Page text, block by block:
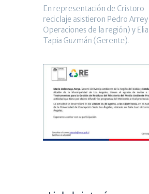
En representación de Cristoro
reciclaje asistieron Pedro
Operaciones de la región) y
Tapia Guzmán (Gerente).